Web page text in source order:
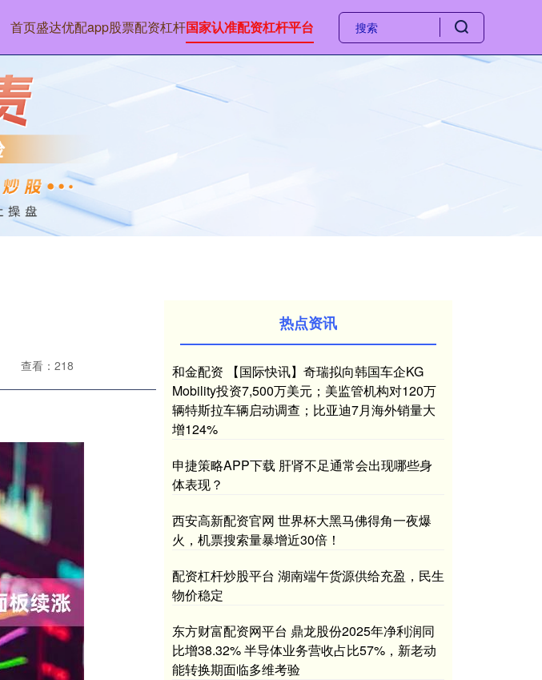
首页盛达优配app股票配资杠杆国家认准配资杠杆平台
查看：218
热点资讯
和金配资 【国际快讯】奇瑞拟向韩国车企KG
Mobility投资7,500万美元；美监管机构对120万
辆特斯拉车辆启动调查；比亚迪7月海外销量大
增124%
申捷策略APP下载 肝肾不足通常会出现哪些身
体表现？
西安高新配资官网 世界杯大黑马佛得角一夜爆
火，机票搜索量暴增近30倍！
配资杠杆炒股平台 湖南端午货源供给充盈，民生
物价稳定
东方财富配资网平台 鼎龙股份2025年净利润同
比增38.32% 半导体业务营收占比57%，新老动
能转换期面临多维考验